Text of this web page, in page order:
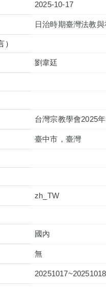
2025-10-17
日治時期臺灣法教
劉韋廷
台灣宗教學會2025
臺中市，臺灣
zh_TW
國內
無
20251017~20251018